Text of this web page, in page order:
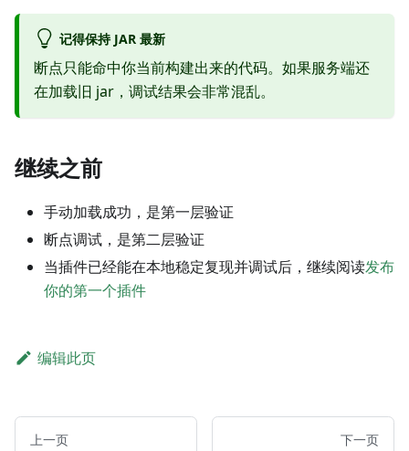
记得保持 JAR 最新
断点只能命中你当前构建出来的代码。如果服务端还
在加载旧 jar，调试结果会非常混乱。
继续之前
手动加载成功，是第一层验证
断点调试，是第二层验证
当插件已经能在本地稳定复现并调试后，继续阅读发布
你的第一个插件
编辑此页
上一页 下一页